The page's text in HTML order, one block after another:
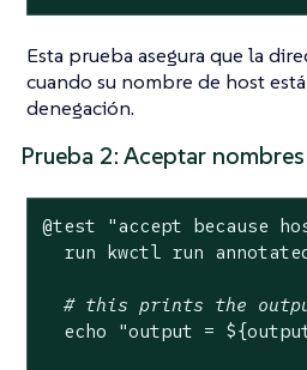
Esta prueba asegura que la
cuando su nombre de host
denegación.
Prueba 2: Aceptar
@test
"accept because
run kwctl run
# this prints the
echo
"output =